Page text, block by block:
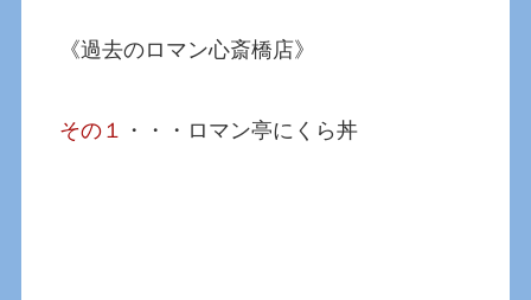
《過去のロマン心斎橋店》
その１ ・・・ロマン亭にくら丼